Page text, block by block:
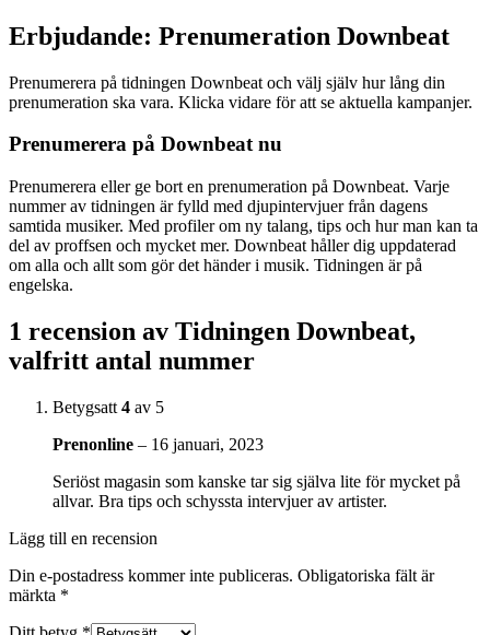
Erbjudande: Prenumeration Downbeat
Prenumerera på tidningen Downbeat och välj själv hur lång din
prenumeration ska vara. Klicka vidare för att se aktuella kampanjer.
Prenumerera på Downbeat nu
Prenumerera eller ge bort en prenumeration på Downbeat. Varje
nummer av tidningen är fylld med djupintervjuer från dagens
samtida musiker. Med profiler om ny talang, tips och hur man kan ta
del av proffsen och mycket mer. Downbeat håller dig uppdaterad
om alla och allt som gör det händer i musik. Tidningen är på
engelska.
1 recension av Tidningen Downbeat,
valfritt antal nummer
Betygsatt 4 av 5
Prenonline – 16 januari, 2023
Seriöst magasin som kanske tar sig själva lite för mycket på
allvar. Bra tips och schyssta intervjuer av artister.
Lägg till en recension
Din e-postadress kommer inte publiceras. Obligatoriska fält är
märkta *